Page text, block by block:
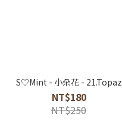
S♡Mint - 小朵花 - 21.Topaz
NT$180
NT$250